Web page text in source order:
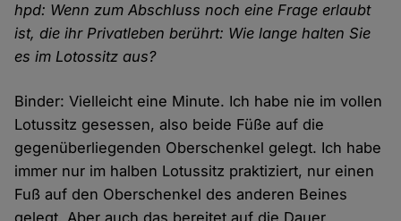
hpd: Wenn zum Abschluss noch eine Frage erlaubt
ist, die ihr Privatleben berührt: Wie lange halten Sie
es im Lotossitz aus?
Binder: Vielleicht eine Minute. Ich habe nie im vollen
Lotussitz gesessen, also beide Füße auf die
gegenüberliegenden Oberschenkel gelegt. Ich habe
immer nur im halben Lotussitz praktiziert, nur einen
Fuß auf den Oberschenkel des anderen Beines